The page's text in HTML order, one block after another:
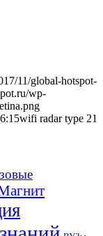
11/global-hotspot-
wp-
wifi radar type 21